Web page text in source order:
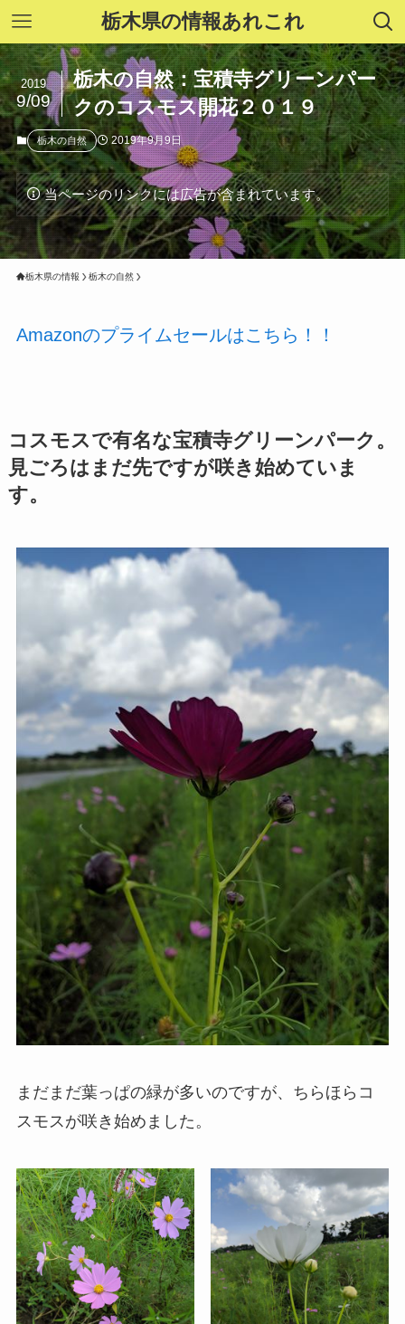
栃木県の情報あれこれ
栃木の自然：宝積寺グリーンパー
クのコスモス開花２０１９
2019
9/09
栃木の自然 2019年9月9日
当ページのリンクには広告が含まれています。
栃木県の情報 栃木の自然
Amazonのプライムセールはこちら！！
コスモスで有名な宝積寺グリーンパーク。
見ごろはまだ先ですが咲き始めていま
す。
まだまだ葉っぱの緑が多いのですが、ちらほらコ
スモスが咲き始めました。